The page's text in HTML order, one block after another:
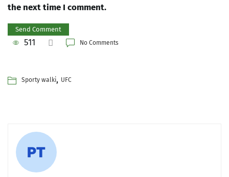
the next time I comment.
511 No Comments
Sporty walki, UFC